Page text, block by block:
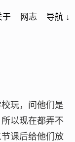
于 网志 导航 ↓
玩，问他们是
以现在都弄不
课后给他们放